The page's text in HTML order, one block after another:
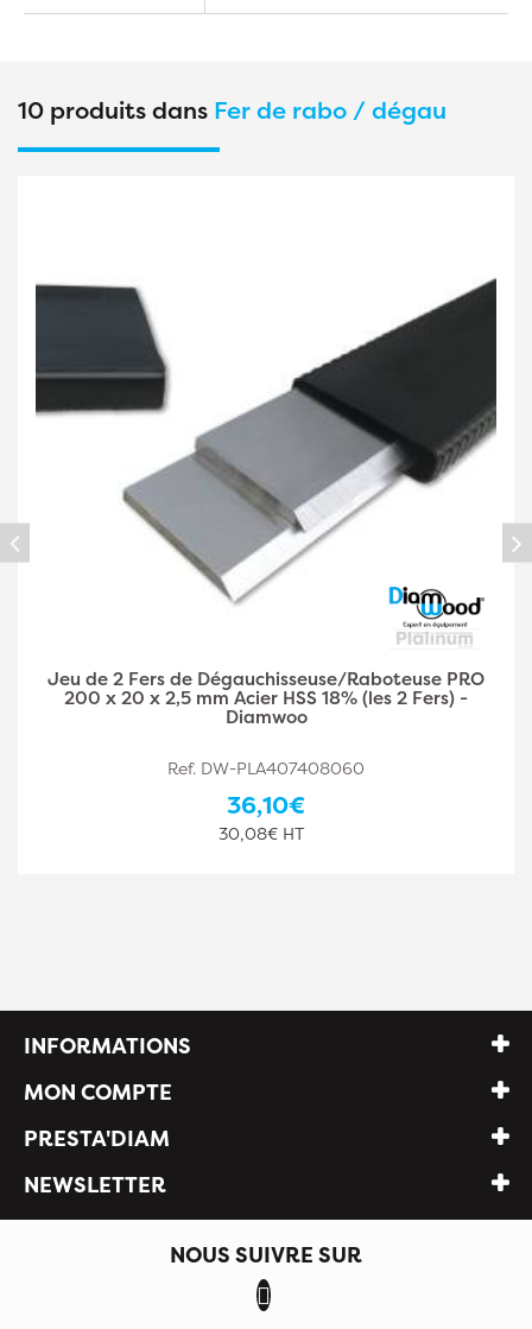
10 produits dans Fer de rabo / dégau
Jeu de 2 Fers de Dégauchisseuse/Raboteuse PRO
250 x 30 x 3 mm Acier HSS 18% (les 2 Fers) -
Diamwood
Ref. DW-PLA407408061
44,10€
36,75€ HT
INFORMATIONS
MON COMPTE
PRESTA'DIAM
NEWSLETTER
NOUS SUIVRE SUR